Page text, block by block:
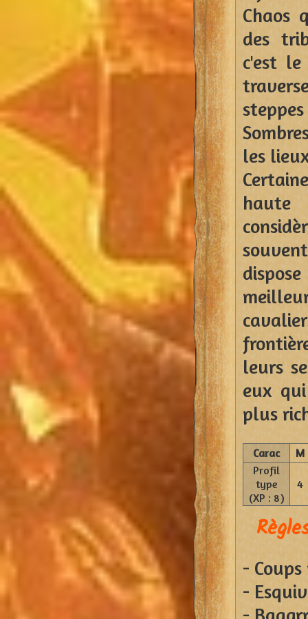
Chaos
des
c'est
les
haute
leurs
eux
plus
Carac
M
Profil
type
(XP : 8)
4
-
-